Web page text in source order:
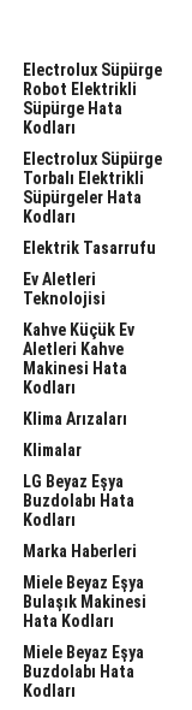
Electrolux Süpürge
Robot Elektrikli
Süpürge Hata
Kodları
Electrolux Süpürge
Torbalı Elektrikli
Süpürgeler Hata
Kodları
Elektrik Tasarrufu
Ev Aletleri
Teknolojisi
Kahve Küçük Ev
Aletleri Kahve
Makinesi Hata
Kodları
Klima Arızaları
Klimalar
LG Beyaz Eşya
Buzdolabı Hata
Kodları
Marka Haberleri
Miele Beyaz Eşya
Bulaşık Makinesi
Hata Kodları
Miele Beyaz Eşya
Buzdolabı Hata
Kodları